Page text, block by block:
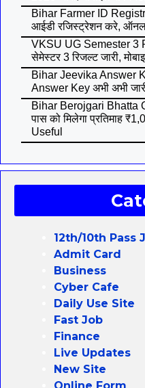
Bihar Farmer ID
आईडी रजिस्ट्रेशन करे,
VKSU UG Semester 3
सेमेस्टर 3 रिजल्ट जारी,
Bihar Jeevika Answer
Answer Key अभी अभी
Bihar Berojgari Bhatta
पास को मिलेगा प्रतिमाह
Useful
12th/10th Pass
Admit Card
Business
Cyber Cafe
Daily Use Site
Fast Job
Finance
Live Updates
New Site